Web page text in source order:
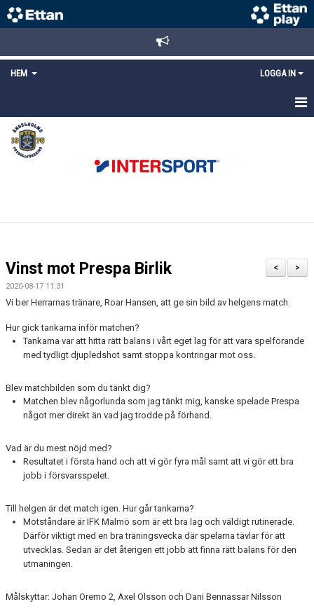
HEM LOGGA IN
STARTSIDA
NYHETER
LÄNKAR
MEDLEMS OCH TRÄNINGSAVGIFTER
>
<
Vinst mot Prespa Birlik
2020-08-17 11:31
Vi ber Herrarnas tränare, Roar Hansen, att ge sin bild av helgens match.
Hur gick tankarna inför matchen?
Tankarna var att hitta rätt balans i vårt eget lag för att vara spelförande
med tydligt djupledshot samt stoppa kontringar mot oss.
Blev matchbilden som du tänkt dig?
Matchen blev någorlunda som jag tänkt mig, kanske spelade Prespa
något mer direkt än vad jag trodde på förhand.
Vad är du mest nöjd med?
Resultatet i första hand och att vi gör fyra mål samt att vi gör ett bra
jobb i försvarsspelet.
Till helgen är det match igen. Hur går tankarna?
Motståndare är IFK Malmö som är ett bra lag och väldigt rutinerade.
Därför viktigt med en bra träningsvecka där spelarna tävlar för att
utvecklas. Sedan är det återigen ett jobb att finna rätt balans för den
utmaningen.
Målskyttar: Johan Oremo 2, Axel Olsson och Dani Bennassar Nilsson